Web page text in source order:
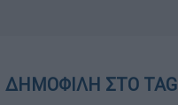
ΔΗΜΟΦΙΛΗ ΣΤΟ TAG